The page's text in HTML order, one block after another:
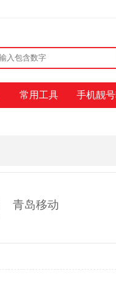
常用工具 手机靓
青岛移动